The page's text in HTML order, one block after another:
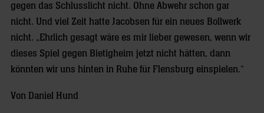
gegen das Schlusslicht nicht. Ohne Abwehr schon gar
nicht. Und viel Zeit hatte Jacobsen für ein neues Bollwerk
nicht. „Ehrlich gesagt wäre es mir lieber gewesen, wenn wir
dieses Spiel gegen Bietigheim jetzt nicht hätten, dann
könnten wir uns hinten in Ruhe für Flensburg einspielen.“
Von Daniel Hund